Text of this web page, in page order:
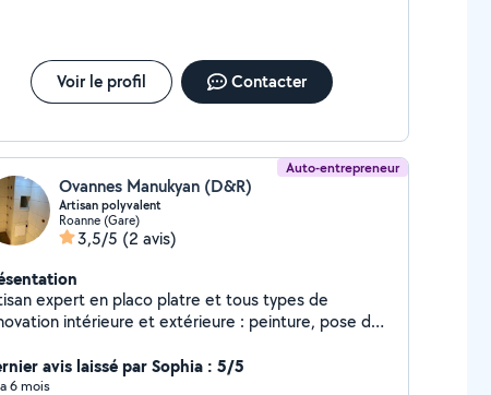
Voir le profil Contacter
Auto-entrepreneur
Ovannes Manukyan (D&R)
Artisan polyvalent
Roanne (Gare)
3,5/5 (2 avis)
expert en placo platre et tous types de
intérieure et extérieure : peinture, pose de
avis laissé par Sophia : 5/5
6 mois